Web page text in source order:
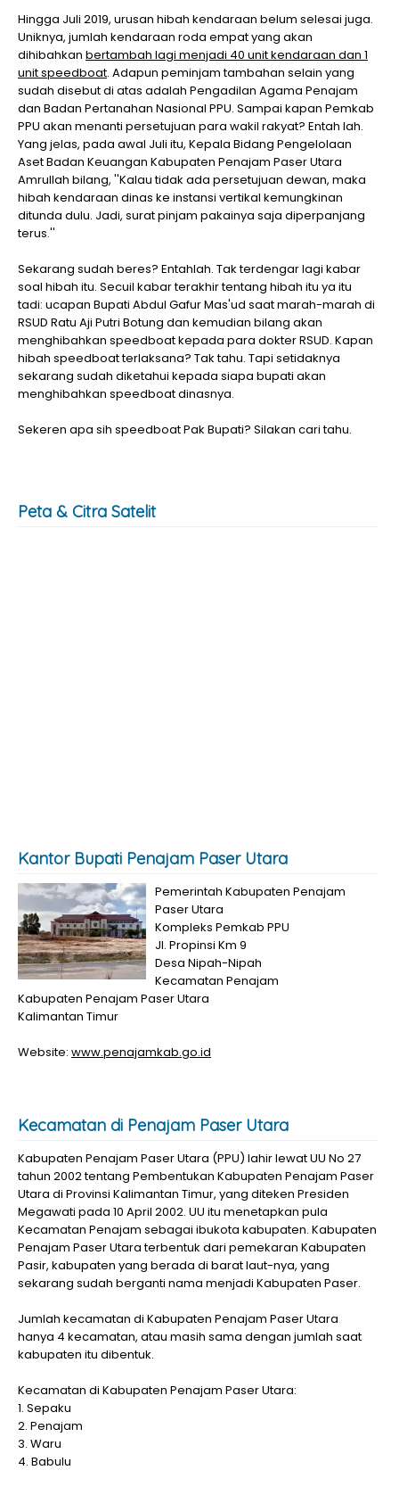
Hingga Juli 2019, urusan hibah kendaraan belum selesai juga.
Uniknya, jumlah kendaraan roda empat yang akan
dihibahkan bertambah lagi menjadi 40 unit kendaraan dan 1
unit speedboat. Adapun peminjam tambahan selain yang
sudah disebut di atas adalah Pengadilan Agama Penajam
dan Badan Pertanahan Nasional PPU. Sampai kapan Pemkab
PPU akan menanti persetujuan para wakil rakyat? Entah lah.
Yang jelas, pada awal Juli itu, Kepala Bidang Pengelolaan
Aset Badan Keuangan Kabupaten Penajam Paser Utara
Amrullah bilang, ''Kalau tidak ada persetujuan dewan, maka
hibah kendaraan dinas ke instansi vertikal kemungkinan
ditunda dulu. Jadi, surat pinjam pakainya saja diperpanjang
terus.''
Sekarang sudah beres? Entahlah. Tak terdengar lagi kabar
soal hibah itu. Secuil kabar terakhir tentang hibah itu ya itu
tadi: ucapan Bupati Abdul Gafur Mas'ud saat marah-marah di
RSUD Ratu Aji Putri Botung dan kemudian bilang akan
menghibahkan speedboat kepada para dokter RSUD. Kapan
hibah speedboat terlaksana? Tak tahu. Tapi setidaknya
sekarang sudah diketahui kepada siapa bupati akan
menghibahkan speedboat dinasnya.
Sekeren apa sih speedboat Pak Bupati? Silakan cari tahu.
Peta & Citra Satelit
Kantor Bupati Penajam Paser Utara
Pemerintah Kabupaten Penajam
Paser Utara
Kompleks Pemkab PPU
Jl. Propinsi Km 9
Desa Nipah-Nipah
Kecamatan Penajam
Kabupaten Penajam Paser Utara
Kalimantan Timur
Website: www.penajamkab.go.id
Kecamatan di Penajam Paser Utara
Kabupaten Penajam Paser Utara (PPU) lahir lewat UU No 27
tahun 2002 tentang Pembentukan Kabupaten Penajam Paser
Utara di Provinsi Kalimantan Timur, yang diteken Presiden
Megawati pada 10 April 2002. UU itu menetapkan pula
Kecamatan Penajam sebagai ibukota kabupaten. Kabupaten
Penajam Paser Utara terbentuk dari pemekaran Kabupaten
Pasir, kabupaten yang berada di barat laut-nya, yang
sekarang sudah berganti nama menjadi Kabupaten Paser.
Jumlah kecamatan di Kabupaten Penajam Paser Utara
hanya 4 kecamatan, atau masih sama dengan jumlah saat
kabupaten itu dibentuk.
Kecamatan di Kabupaten Penajam Paser Utara:
1. Sepaku
2. Penajam
3. Waru
4. Babulu